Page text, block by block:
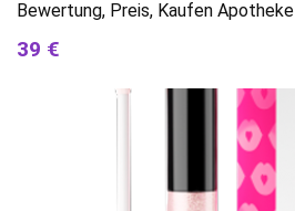
Bewertung, Preis, Kaufen Apotheke
39 €